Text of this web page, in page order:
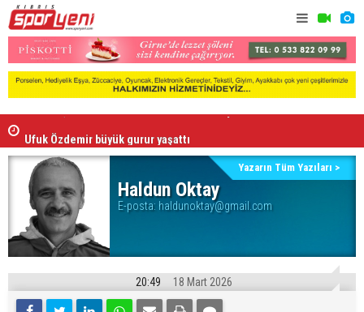
Ufuk Özdemir büyük gurur yaşattı
Haldun Oktay
E-posta: haldunoktay@gmail.com
Yazarın Tüm Yazıları >
20:49 18 Mart 2026